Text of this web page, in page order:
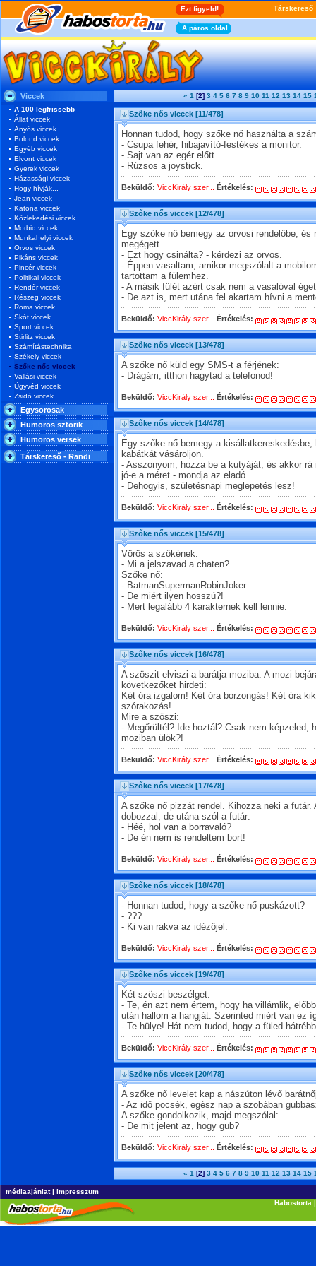
Viccek
A 100 legfrissebb
Állat viccek
Anyós viccek
Bolond viccek
Egyéb viccek
Elvont viccek
Gyerek viccek
Házassági viccek
Hogy hívják...
Jean viccek
Katona viccek
Közlekedési viccek
Morbid viccek
Munkahelyi viccek
Orvos viccek
Pikáns viccek
Pincér viccek
Politikai viccek
Rendőr viccek
Részeg viccek
Roma viccek
Skót viccek
Sport viccek
Stirlitz viccek
Számítástechnika
Székely viccek
Szőke nős viccek
Vallási viccek
Ügyvéd viccek
Zsidó viccek
Egysorosak
Humoros sztorik
Humoros versek
Társkereső - Randi
« 1 [2] 3 4 5 6 7 8 9 10 11 12 13 14 15
Szőke nős viccek [11/478]
Honnan tudod, hogy szőke nő használta a
- Csupa fehér, hibajavító-festékes a monitor.
- Sajt van az egér előtt.
- Rúzsos a joystick.
Beküldő: ViccKirály szer... Értékelés:
Szőke nős viccek [12/478]
Egy szőke nő bemegy az orvosi rendelőbe, és
megégett.
- Ezt hogy csinálta? - kérdezi az orvos.
- Éppen vasaltam, amikor megszólalt a
tartottam a fülemhez.
- A másik fülét azért csak nem a vasalóval
- De azt is, mert utána fel akartam hívni a
Beküldő: ViccKirály szer... Értékelés:
Szőke nős viccek [13/478]
A szőke nő küld egy SMS-t a férjének:
- Drágám, itthon hagytad a telefonod!
Beküldő: ViccKirály szer... Értékelés:
Szőke nős viccek [14/478]
Egy szőke nő bemegy a
kabátkát vásároljon.
- Asszonyom, hozza be a kutyáját, és akkor
jó-e a méret - mondja az eladó.
- Dehogyis, születésnapi meglepetés lesz!
Beküldő: ViccKirály szer... Értékelés:
Szőke nős viccek [15/478]
Vörös a szőkének:
- Mi a jelszavad a chaten?
Szőke nő:
- BatmanSupermanRobinJoker.
- De miért ilyen hosszú?!
- Mert legalább 4 karakternek kell lennie.
Beküldő: ViccKirály szer... Értékelés:
Szőke nős viccek [16/478]
A szöszit elviszi a barátja moziba. A mozi
következőket hirdeti:
Két óra izgalom! Két óra borzongás! Két óra
szórakozás!
Mire a szöszi:
- Megőrültél? Ide hoztál? Csak nem képzeled,
moziban ülök?!
Beküldő: ViccKirály szer... Értékelés:
Szőke nős viccek [17/478]
A szőke nő pizzát rendel. Kihozza neki a futár.
dobozzal, de utána szól a futár:
- Héé, hol van a borravaló?
- De én nem is rendeltem bort!
Beküldő: ViccKirály szer... Értékelés:
Szőke nős viccek [18/478]
- Honnan tudod, hogy a szőke nő puskázott?
- ???
- Ki van rakva az idézőjel.
Beküldő: ViccKirály szer... Értékelés:
Szőke nős viccek [19/478]
Két szöszi beszélget:
- Te, én azt nem értem, hogy ha villámlik,
után hallom a hangját. Szerinted miért van ez
- Te hülye! Hát nem tudod, hogy a füled
Beküldő: ViccKirály szer... Értékelés:
Szőke nős viccek [20/478]
A szőke nő levelet kap a nászúton lévő
- Az idő pocsék, egész nap a szobában
A szőke gondolkozik, majd megszólal:
- De mit jelent az, hogy gub?
Beküldő: ViccKirály szer... Értékelés:
« 1 [2] 3 4 5 6 7 8 9 10 11 12 13 14 15
médiaajánlat| impresszum
Habostorta